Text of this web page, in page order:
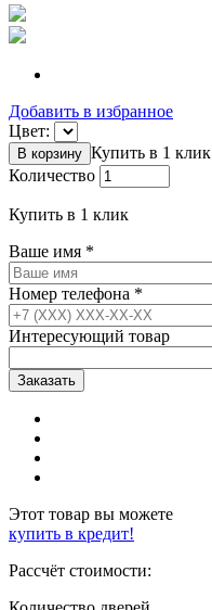
Добавить в избранное
Цвет:
Купить в 1 клик
Количество
Купить в 1 клик
Ваше имя *
Номер телефона *
Интересующий товар
Этот товар вы можете
купить в кредит!
Рассчёт стоимости: